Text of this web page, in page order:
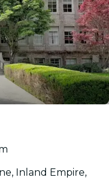
Inland Empire,